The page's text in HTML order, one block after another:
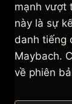
mạnh vượt
này là sự
danh tiếng
Maybach.
về phiên